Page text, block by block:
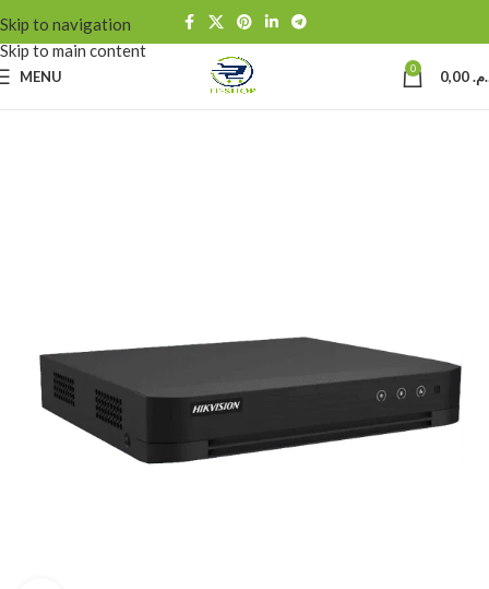
Skip to navigation
Skip to main content
MENU 0